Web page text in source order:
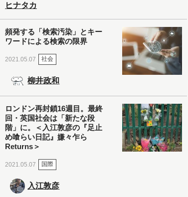
ヒナタカ
頻発する「検索汚染」とキー
ワードによる検索の限界
2021.05.07 社会
柳井政和
ロンドン再封鎖16週目。最終
回・英国社会は「新たな段
階」に。＜入江敦彦の『足止
め喰らい日記』嫌々乍ら
Returns＞
2021.05.07 国際
入江敦彦